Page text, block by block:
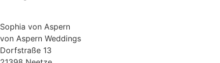
Sophia von Aspern
von Aspern Weddings
Dorfstraße 13